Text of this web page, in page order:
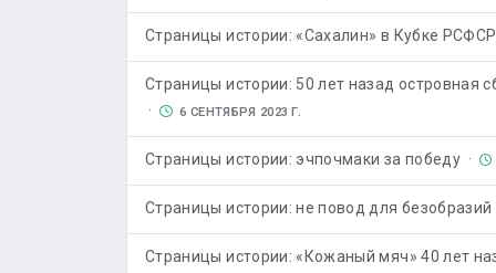
Страницы истории: «Сахалин» в Кубке
Страницы истории: 50 лет назад островная
·
6 СЕНТЯБРЯ 2023 Г.
Страницы истории: эчпочмаки за победу ·
Страницы истории: не повод для безобразий
Страницы истории: «Кожаный мяч» 40 лет